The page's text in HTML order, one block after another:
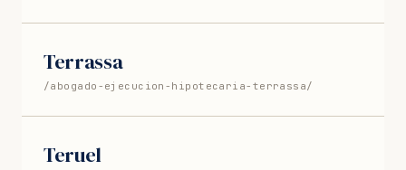
Terrassa
/abogado-ejecucion-hipotecaria-terrassa/
Teruel